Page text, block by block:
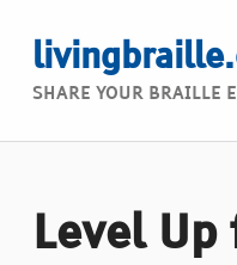
SHARE YOUR BRAILLE
Level